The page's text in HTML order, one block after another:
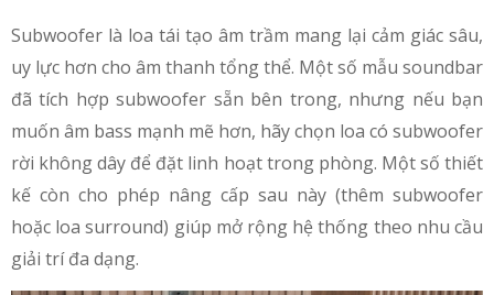
Subwoofer là loa tái tạo âm trầm mang lại cảm giác sâu,
uy lực hơn cho âm thanh tổng thể. Một số mẫu soundbar
đã tích hợp subwoofer sẵn bên trong, nhưng nếu bạn
muốn âm bass mạnh mẽ hơn, hãy chọn loa có subwoofer
rời không dây để đặt linh hoạt trong phòng. Một số thiết
kế còn cho phép nâng cấp sau này (thêm subwoofer
hoặc loa surround) giúp mở rộng hệ thống theo nhu cầu
giải trí đa dạng.